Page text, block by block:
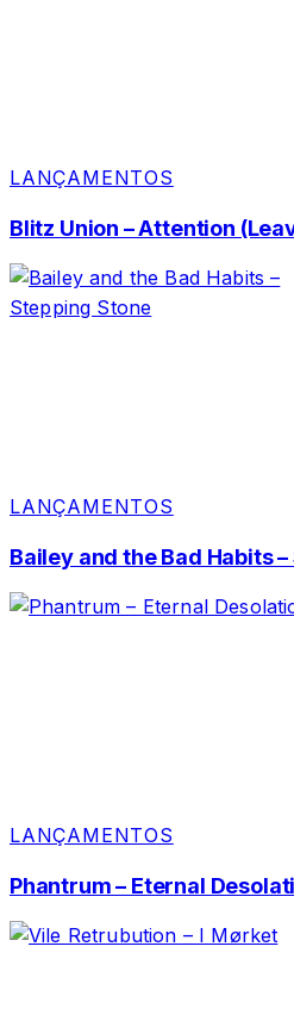
LANÇAMENTOS
Blitz Union – Attention
LANÇAMENTOS
Bailey and the Bad Habits
LANÇAMENTOS
Phantrum – Eternal